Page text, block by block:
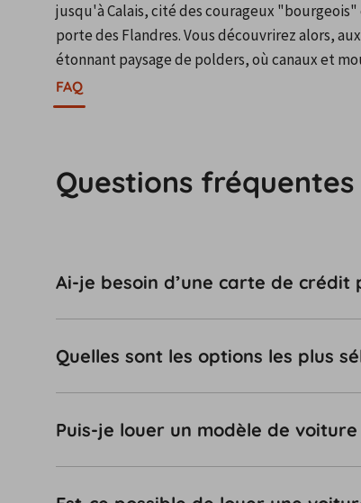
jusqu'à Calais, cité des courageux
porte des Flandres. Vous découvrirez alors,
étonnant paysage de polders, où canaux et
FAQ
Questions
Ai-je besoin d’une carte de
Quelles sont les options les plus
Puis-je louer un modèle de